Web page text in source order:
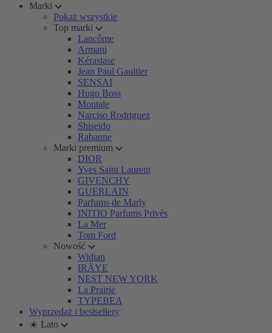
Marki
Pokaż wszystkie
Top marki
Lancôme
Armani
Kérastase
Jean Paul Gaultier
SENSAI
Hugo Boss
Montale
Narciso Rodriguez
Shiseido
Rabanne
Marki premium
DIOR
Yves Saint Laurent
GIVENCHY
GUERLAIN
Parfums de Marly
INITIO Parfums Privés
La Mer
Tom Ford
Nowość
Widian
IRÄYE
NEST NEW YORK
La Prairie
TYPEBEA
Wyprzedaż i bestsellery
☀️ Lato